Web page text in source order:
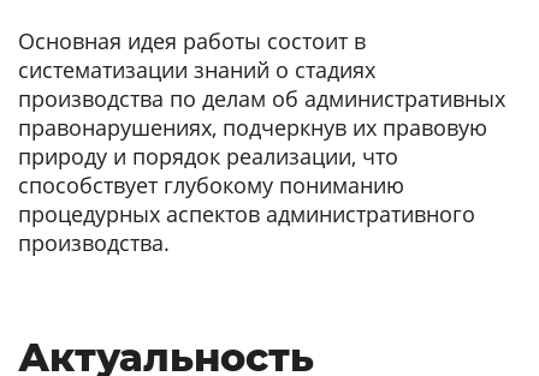
Основная идея работы состоит в
систематизации знаний о стадиях
производства по делам об административных
правонарушениях, подчеркнув их правовую
природу и порядок реализации, что
способствует глубокому пониманию
процедурных аспектов административного
производства.
Актуальность